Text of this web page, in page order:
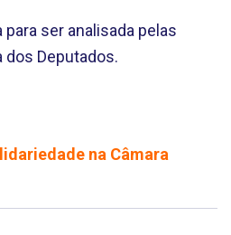
ser analisada pelas
dos Deputados.
na Câmara